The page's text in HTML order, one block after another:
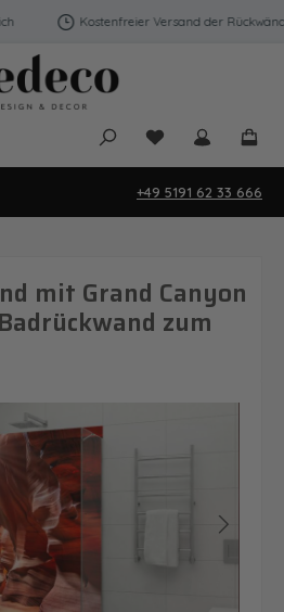
Kostenfreier Versand der
Du hast 0
+49 5191 62 33 666
mit Grand Canyon
zum